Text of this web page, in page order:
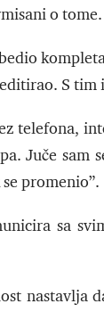
o tome.
S
telefona,
Juče
promenio”.
sa
nastavlja